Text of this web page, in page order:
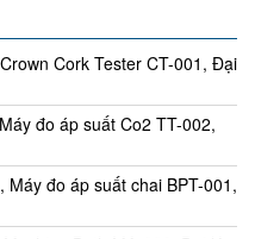
Cork Tester CT-001, Đại
đo áp suất Co2 TT-002,
Máy đo áp suất chai BPT-001,